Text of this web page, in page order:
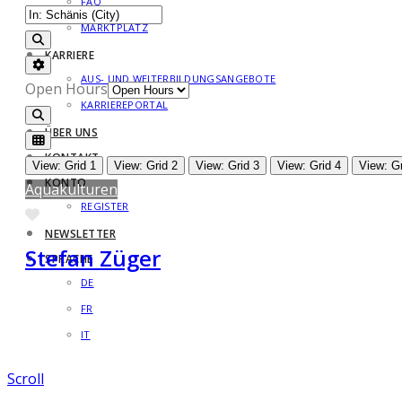
MARKTPLATZ
KARRIERE
AUS- UND WEITERBILDUNGSANGEBOTE
KARRIEREPORTAL
ÜBER UNS
KONTAKT
KONTO
REGISTER
NEWSLETTER
SPRACHE
DE
FR
IT
Advanced Filters
Open Hours
View: Grid 1 View: Grid 2 View: Grid 3 View: Grid 4 View:
Aquakulturen
Favorite
Stefan Züger
Scroll